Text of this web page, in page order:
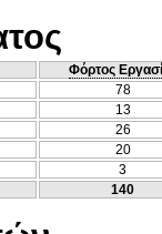
Φόρτος
78
13
26
20
3
140